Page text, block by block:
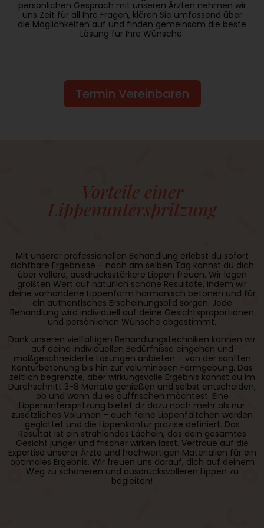
persönlichen Gespräch mit unseren Ärzten nehmen wir
uns Zeit für all Ihre Fragen, klären Sie umfassend über
die Möglichkeiten auf und finden gemeinsam die beste
Lösung für Ihre Wünsche.
Termin Vereinbaren
Vorteile einer
Lippenunterspritzung
Mit unserer professionellen Behandlung erlebst du sofort
sichtbare Ergebnisse – noch am selben Tag kannst du dich
über vollere, ausdrucksstärkere Lippen freuen. Wir legen
größten Wert auf natürlich schöne Resultate, indem wir
deine vorhandene Lippenform harmonisch betonen und für
ein authentisches Erscheinungsbild sorgen. Jede
Behandlung wird individuell auf deine Gesichtsproportionen
und persönlichen Wünsche abgestimmt.
Dank unseren vielfältigen Behandlungstechniken können wir
auf deine individuellen Bedürfnisse eingehen und
maßgeschneiderte Lösungen anbieten – von der sanften
Konturbetonung bis hin zur voluminösen Formgebung. Das
zeitlich begrenzte, aber wirkungsvolle Ergebnis kannst du im
Durchschnitt 3-8 Monate genießen und selbst entscheiden,
ob und wann du es auffrischen möchtest. Eine
Lippenunterspritzung bietet dir dazu noch mehr als nur
zusätzliches Volumen – auch feine Lippenfältchen werden
geglättet und die Lippenkontur präzise definiert. Das
Resultat ist ein strahlendes Lächeln, das dein gesamtes
Gesicht jünger und frischer wirken lässt. Vertraue auf die
Expertise unserer Ärzte und hochwertigen Materialien für ein
optimales Ergebnis. Wir freuen uns darauf, dich auf deinem
Weg zu schöneren und ausdrucksvolleren Lippen zu
begleiten!